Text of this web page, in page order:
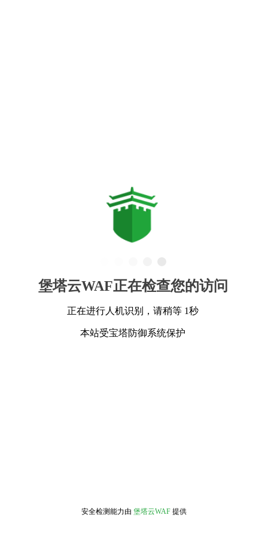
堡塔云WAF正在检查您的访问
正在进行人机识别，请稍等 1秒
本站受宝塔防御系统保护
安全检测能力由 堡塔云WAF 提供